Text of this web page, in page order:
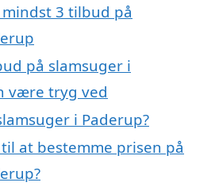
3 tilbud på
på slamsuger i
være tryg ved
i Paderup?
at bestemme prisen på